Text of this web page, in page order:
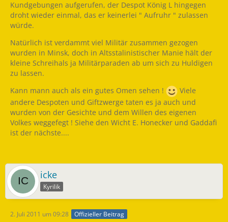
Kundgebungen aufgerufen, der Despot König L hingegen
droht wieder einmal, das er keinerlei " Aufruhr " zulassen
würde.
Natürlich ist verdammt viel Militär zusammen gezogen
wurden in Minsk, doch in Altsstalinistischer Manie hält der
kleine Schreihals ja Militärparaden ab um sich zu Huldigen
zu lassen.
Kann mann auch als ein gutes Omen sehen !
Viele
andere Despoten und Giftzwerge taten es ja auch und
wurden von der Gesichte und dem Willen des eigenen
Volkes weggefegt ! Siehe den Wicht E. Honecker und Gaddafi
ist der nächste....
icke
Kyrilik
2. Juli 2011 um 09:28 Offizieller Beitrag